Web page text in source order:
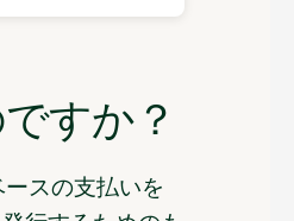
すか？
ースの支払いを